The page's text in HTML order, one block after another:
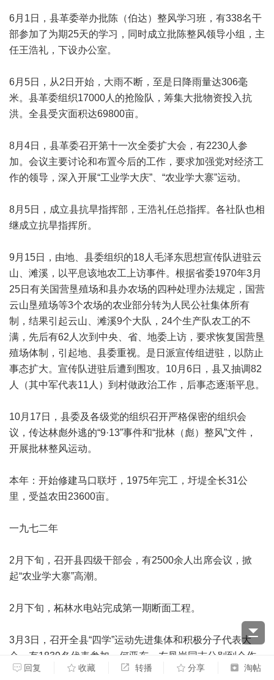
6月1日，县革委举办批陈（伯达）整风学习班，有338名干
部参加了为期25天的学习，同时成立批陈整风领导小组，主
任王浩礼，下设办公室。
6月5日，从2日开始，大雨不断，至是日降雨量达306毫
米。县革委组织17000人的抢险队，筹集大批物资投入抗
洪。全县受灾面积达69800亩。
8月4日，县革委召开第十一次全委扩大会，有2230人参
加。会议主要讨论和布置今后的工作，要求加强党对经济工
作的领导，深入开展“工业学大庆”、“农业学大寨”运动。
8月5日，成立县抗旱指挥部，王浩礼任总指挥。各社队也相
继成立抗旱指挥所。
9月15日，由地、县委组织的18人毛泽东思想宣传队进驻云
山、滩溪，以平息该地农工上访事件。根据省委1970年3月
25日有关国营垦殖场和县办农场的四种处理办法规定，国营
云山垦殖场等3个农场的农业部分转为人民公社集体所有
制，结果引起云山、滩溪9个大队，24个生产队农工的不
满，先后有62人次到中央、省、地委上访，要求恢复国营垦
殖场体制，引起地、县委重视。是日派宣传组进驻，以防止
事态扩大。宣传队进驻后遭到围攻。10月6日，县又抽调82
人（其中军代表11人）到村做政治工作，后事态逐渐平息。
10月17日，县委及各级党的组织召开严格保密的组织会
议，传达林彪外逃的“9·13”事件和“批林（彪）整风”文件，
开展批林整风运动。
本年：开始修建马口联圩，1975年完工，圩堤全长31公
里，受益农田23600亩。
一九七二年
2月下旬，召开县四级干部会，有2500余人出席会议，掀
起“农业学大寨”高潮。
2月下旬，柘林水电站完成第一期断面工程。
3月3日，召开全县“四学”运动先进集体和积极分子代表大
会，有1839名代表参加。何亚东、左凤岗同志分别到会作
报告。大会表彰了342个先进集体、508名积极分子。会议
回复 收藏 转播 分享 淘帖